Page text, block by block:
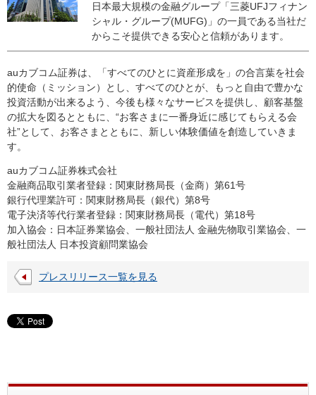
日本最大規模の金融グループ「三菱UFJフィナン
シャル・グループ(MUFG)」の一員である当社だ
からこそ提供できる安心と信頼があります。
auカブコム証券は、「すべてのひとに資産形成を」の合言葉を社会
的使命（ミッション）とし、すべてのひとが、もっと自由で豊かな
投資活動が出来るよう、今後も様々なサービスを提供し、顧客基盤
の拡大を図るとともに、“お客さまに一番身近に感じてもらえる会
社”として、お客さまとともに、新しい体験価値を創造していきま
す。
auカブコム証券株式会社
金融商品取引業者登録：関東財務局長（金商）第61号
銀行代理業許可：関東財務局長（銀代）第8号
電子決済等代行業者登録：関東財務局長（電代）第18号
加入協会：日本証券業協会、一般社団法人 金融先物取引業協会、一
般社団法人 日本投資顧問業協会
プレスリリース一覧を見る